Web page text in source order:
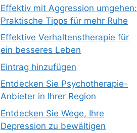
Effektiv mit Aggression umgehen:
Praktische Tipps für mehr Ruhe
Effektive Verhaltenstherapie für
ein besseres Leben
Eintrag hinzufügen
Entdecken Sie Psychotherapie-
Anbieter in Ihrer Region
Entdecken Sie Wege, Ihre
Depression zu bewältigen